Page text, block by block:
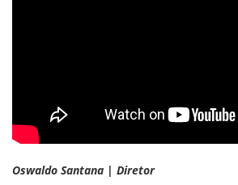
Oswaldo Santana | Diretor